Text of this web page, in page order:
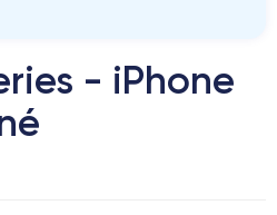
- iPhone